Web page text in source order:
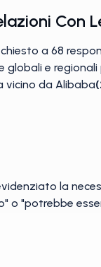
Con
a 68
globali e
vicino da Alibaba
la
o "potrebbe